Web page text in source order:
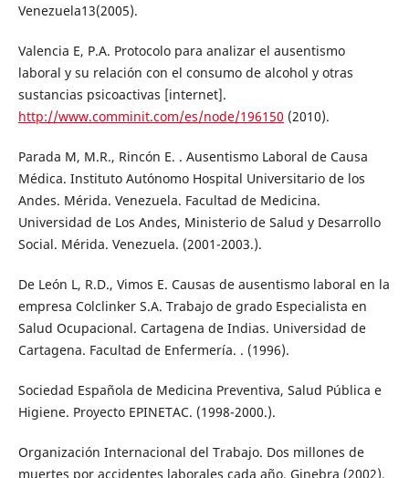
Venezuela13(2005).
Valencia E, P.A. Protocolo para analizar el ausentismo
laboral y su relación con el consumo de alcohol y otras
sustancias psicoactivas [internet].
http://www.comminit.com/es/node/196150 (2010).
Parada M, M.R., Rincón E. . Ausentismo Laboral de Causa
Médica. Instituto Autónomo Hospital Universitario de los
Andes. Mérida. Venezuela. Facultad de Medicina.
Universidad de Los Andes, Ministerio de Salud y Desarrollo
Social. Mérida. Venezuela. (2001-2003.).
De León L, R.D., Vimos E. Causas de ausentismo laboral en la
empresa Colclinker S.A. Trabajo de grado Especialista en
Salud Ocupacional. Cartagena de Indias. Universidad de
Cartagena. Facultad de Enfermería. . (1996).
Sociedad Española de Medicina Preventiva, Salud Pública e
Higiene. Proyecto EPINETAC. (1998-2000.).
Organización Internacional del Trabajo. Dos millones de
muertes por accidentes laborales cada año. Ginebra (2002).